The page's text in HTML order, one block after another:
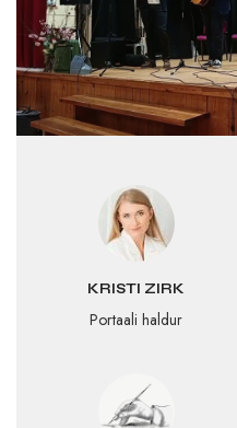
KRISTI ZIRK
Portaali haldur